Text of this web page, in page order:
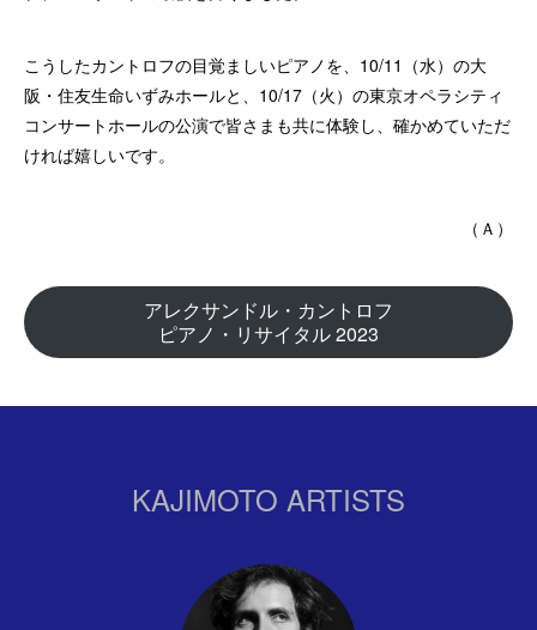
こうしたカントロフの目覚ましいピアノを、10/11（水）の大
阪・住友生命いずみホールと、10/17（火）の東京オペラシティ
コンサートホールの公演で皆さまも共に体験し、確かめていただ
ければ嬉しいです。
（Ａ）
アレクサンドル・カントロフ
ピアノ・リサイタル 2023
KAJIMOTO ARTISTS